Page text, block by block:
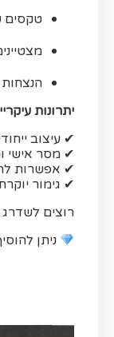
טקסים
הנצחות
יתרונות
✔ עיצוב
✔ מסר אישי
✔ אפשרות
✔ גימור
רוצים
ניתן